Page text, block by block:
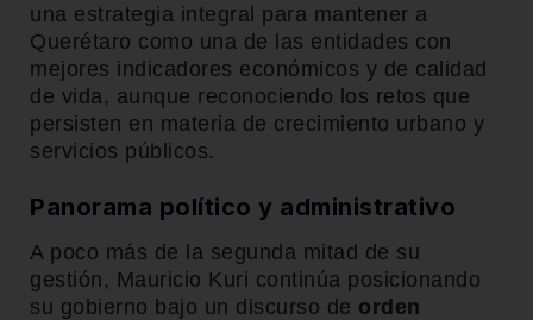
una estrategia integral para mantener a
Querétaro como una de las entidades con
mejores indicadores económicos y de calidad
de vida, aunque reconociendo los retos que
persisten en materia de crecimiento urbano y
servicios públicos.
Panorama político y administrativo
A poco más de la segunda mitad de su
gestión, Mauricio Kuri continúa posicionando
su gobierno bajo un discurso de orden